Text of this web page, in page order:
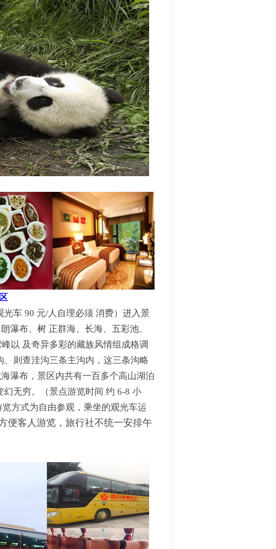
车 90 元/人自理必须 消费）进入景
瀑布、树 正群海、长海、五彩池、
以 及奇异多彩的藏族风情组成格调
则查洼沟三条主沟内，这三条沟略
瀑布，景区内共有一百多个高山湖泊
无穷。（景点游览时间 约 6-8 小
方式为自由参观，乘坐的观光车运
便客人游览，旅行社不统一安排午